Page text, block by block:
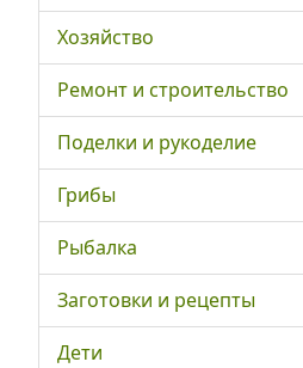
Хозяйство
Ремонт и строительство
Поделки и рукоделие
Грибы
Рыбалка
Заготовки и рецепты
Дети